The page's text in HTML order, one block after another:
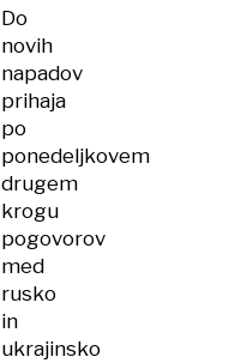
Rusijo
Do
novih
napadov
prihaja
po
ponedeljkovem
drugem
krogu
pogovorov
med
rusko
in
ukrajinsko